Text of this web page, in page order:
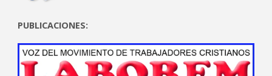
PUBLICACIONES: